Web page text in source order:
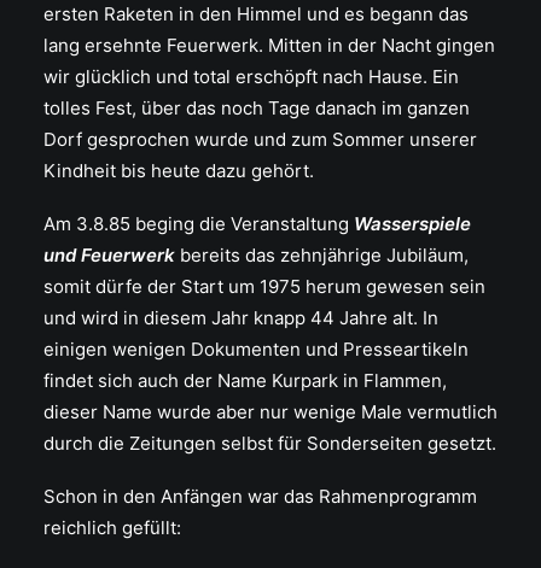
ersten Raketen in den Himmel und es begann das
lang ersehnte Feuerwerk. Mitten in der Nacht gingen
wir glücklich und total erschöpft nach Hause. Ein
tolles Fest, über das noch Tage danach im ganzen
Dorf gesprochen wurde und zum Sommer unserer
Kindheit bis heute dazu gehört.
Am 3.8.85 beging die Veranstaltung Wasserspiele
und Feuerwerk bereits das zehnjährige Jubiläum,
somit dürfe der Start um 1975 herum gewesen sein
und wird in diesem Jahr knapp 44 Jahre alt. In
einigen wenigen Dokumenten und Presseartikeln
findet sich auch der Name Kurpark in Flammen,
dieser Name wurde aber nur wenige Male vermutlich
durch die Zeitungen selbst für Sonderseiten gesetzt.
Schon in den Anfängen war das Rahmenprogramm
reichlich gefüllt: